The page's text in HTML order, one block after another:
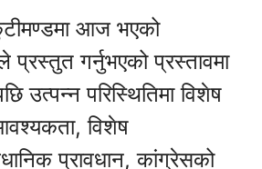
आज भएको
प्रस्तुत गर्नुभएको प्रस्तावमा
उत्पन्न परिस्थितिमा विशेष
विशेष
प्रावधान, कांग्रेसको